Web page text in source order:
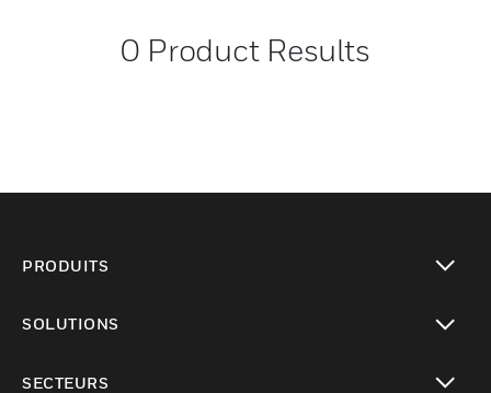
0 Product Results
PRODUITS
SOLUTIONS
SECTEURS